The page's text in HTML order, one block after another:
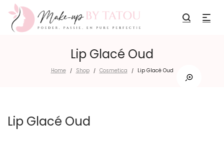
Lip Glacé Oud
Home / Shop / Cosmetica / Lip Glacé Oud
Lip Glacé Oud